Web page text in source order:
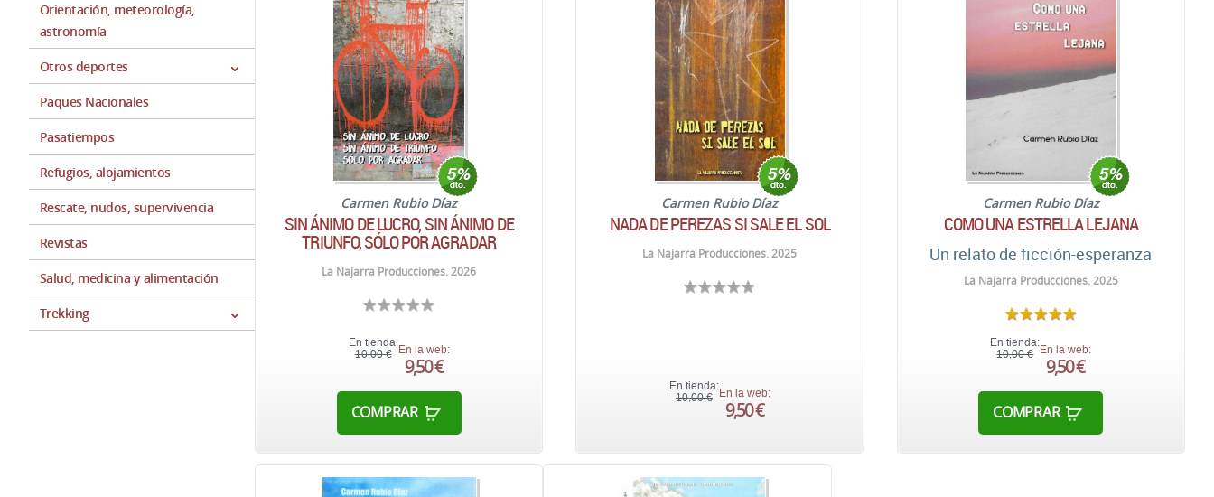
Orientación, meteorología,
astronomía
Otros deportes
Paques Nacionales
Pasatiempos
Refugios, alojamientos
Rescate, nudos, supervivencia
Revistas
Salud, medicina y alimentación
Trekking
Carmen Rubio Díaz
SIN ÁNIMO DE LUCRO, SIN ÁNIMO DE
TRIUNFO, SÓLO POR AGRADAR
La Najarra Producciones. 2026
En tienda:
10,00 € En la web:
9,50 €
COMPRAR
Carmen Rubio Díaz
NADA DE PEREZAS SI SALE EL SOL
La Najarra Producciones. 2025
En tienda:
10,00 € En la web:
9,50 €
Carmen Rubio Díaz
COMO UNA ESTRELLA LEJANA
Un relato de ficción-esperanza
La Najarra Producciones. 2025
En tienda:
10,00 €
En la web:
9,50 €
COMPRAR